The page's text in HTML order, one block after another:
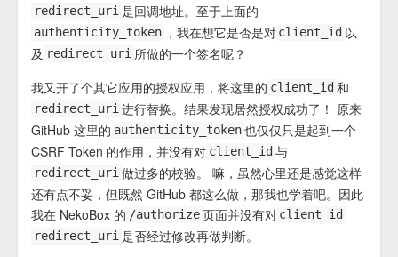
redirect_uri 是回调地址。至于上面的
authenticity_token ，我在想它是否是对 client_id 以
及 redirect_uri 所做的一个签名呢？
我又开了个其它应用的授权应用，将这里的 client_id 和
redirect_uri 进行替换。结果发现居然授权成功了！ 原来
GitHub 这里的 authenticity_token 也仅仅只是起到一个
CSRF Token 的作用，并没有对 client_id 与
redirect_uri 做过多的校验。 嘛，虽然心里还是感觉这样
还有点不妥，但既然 GitHub 都这么做，那我也学着吧。因此
我在 NekoBox 的 /authorize 页面并没有对 client_id
redirect_uri 是否经过修改再做判断。